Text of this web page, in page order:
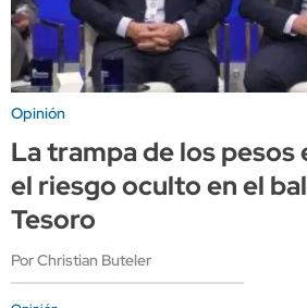
Opinión
La trampa de los pesos
el riesgo oculto en el
Tesoro
Por Christian Buteler